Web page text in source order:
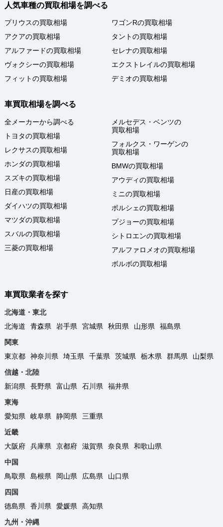
人気車種の買取相場を調べる
プリウスの買取相場
アクアの買取相場
アルファードの買取相場
ヴォクシーの買取相場
フィットの買取相場
ワゴンRの買取相場
タントの買取相場
セレナの買取相場
エクストレイルの買取相場
デミオの買取相場
車買取相場を調べる
全メーカーから調べる
トヨタの買取相場
レクサスの買取相場
ホンダの買取相場
スズキの買取相場
日産の買取相場
ダイハツの買取相場
マツダの買取相場
スバルの買取相場
三菱の買取相場
メルセデス・ベンツの
買取相場
フォルクス・ワーゲンの
買取相場
BMWの買取相場
アウディの買取相場
ミニの買取相場
ポルシェの買取相場
プジョーの買取相場
シトロエンの買取相場
アルファロメオの買取相場
ボルボの買取相場
車買取業者を探す
北海道・東北
北海道
青森県 岩手県 宮城県 秋田県 山形県
福島県
関東
東京都
神奈川県 埼玉県 千葉県 茨城県 栃木県 群馬県
山梨県
信越・北陸
新潟県
長野県 富山県 石川県
福井県
東海
愛知県
岐阜県 静岡県
三重県
近畿
大阪府
兵庫県 京都府 滋賀県 奈良県
和歌山県
中国
鳥取県
島根県 岡山県 広島県
山口県
四国
徳島県
香川県 愛媛県
高知県
九州・沖縄